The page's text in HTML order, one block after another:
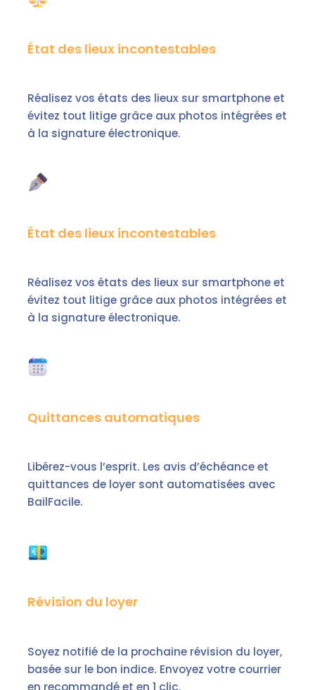
État des lieux incontestables
Réalisez vos états des lieux sur smartphone et
évitez tout litige grâce aux photos intégrées et
à la signature électronique.
État des lieux incontestables
Réalisez vos états des lieux sur smartphone et
évitez tout litige grâce aux photos intégrées et
à la signature électronique.
Quittances automatiques
Libérez-vous l’esprit. Les avis d’échéance et
quittances de loyer sont automatisées avec
BailFacile.
Révision du loyer
Soyez notifié de la prochaine révision du loyer,
basée sur le bon indice. Envoyez votre courrier
en recommandé et en 1 clic.